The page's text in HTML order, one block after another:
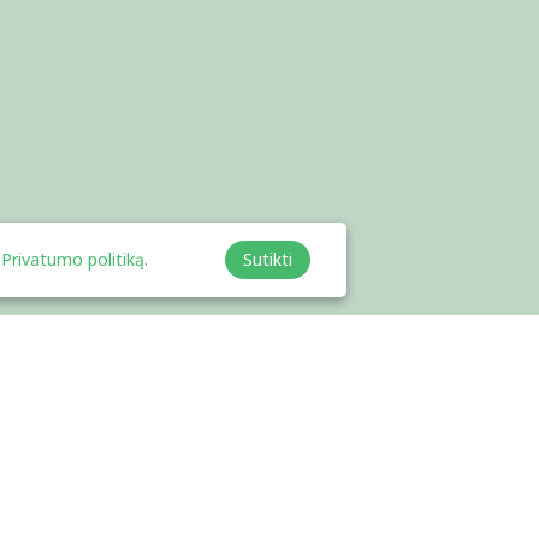
politiką. Sutikti